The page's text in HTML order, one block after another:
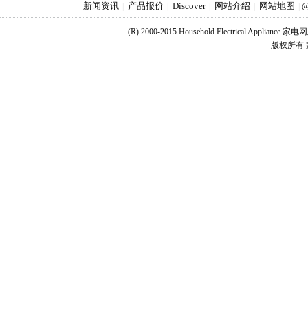
新闻资讯 产品报价 Discover 网站介绍 网站地图
(R) 2000-2015 Household Electrical Appliance 家电
版权所有